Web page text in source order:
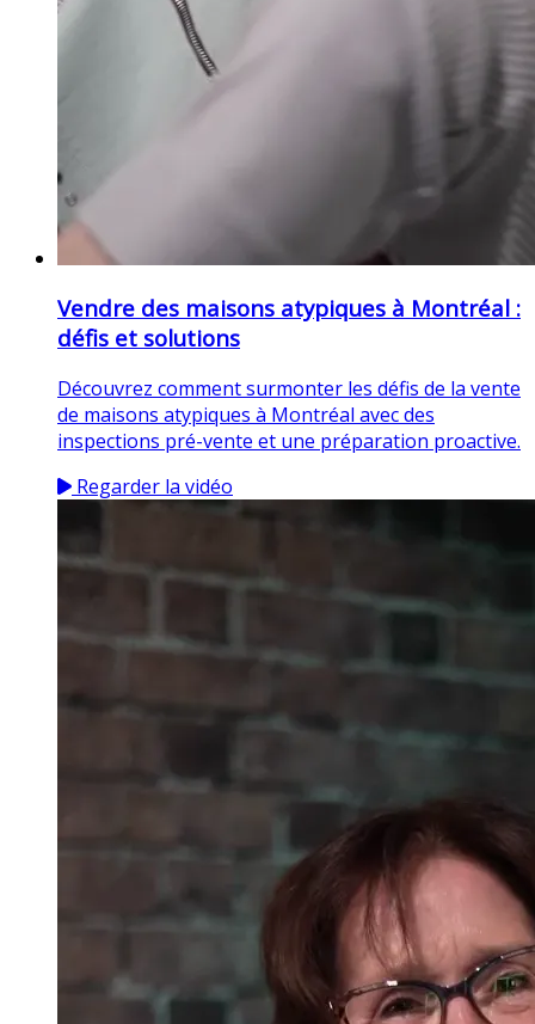
Vendre des maisons atypiques à Montréal :
défis et solutions
Découvrez comment surmonter les défis de la vente
de maisons atypiques à Montréal avec des
inspections pré-vente et une préparation proactive.
Regarder la vidéo